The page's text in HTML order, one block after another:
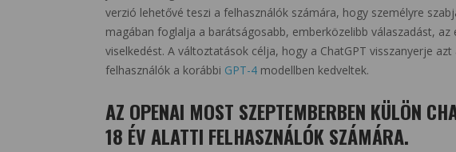
verzió lehetővé teszi a felhasználók számára, hogy személyre
magában foglalja a barátságosabb, emberközelibb válaszadást,
viselkedést. A változtatások célja, hogy a ChatGPT visszanyerje
felhasználók a korábbi GPT-4 modellben kedveltek.
AZ OPENAI MOST SZEPTEMBERBEN KÜLÖN
18 ÉV ALATTI FELHASZNÁLÓK SZÁMÁRA.